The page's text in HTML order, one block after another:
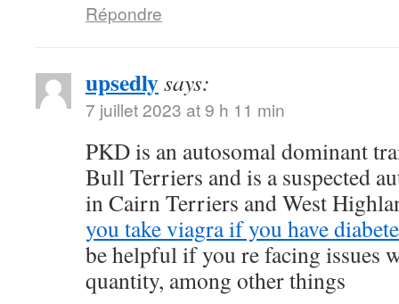
Répondre
upsedlysays:
7 juillet 2023 at 9 h 11 min
PKD is an autosomal dominant
Bull Terriers and is a suspected
in Cairn Terriers and West
you take viagra if you have
be helpful if you re facing issues
quantity, among other things